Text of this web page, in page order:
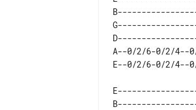
A--0/2/6-0/2/